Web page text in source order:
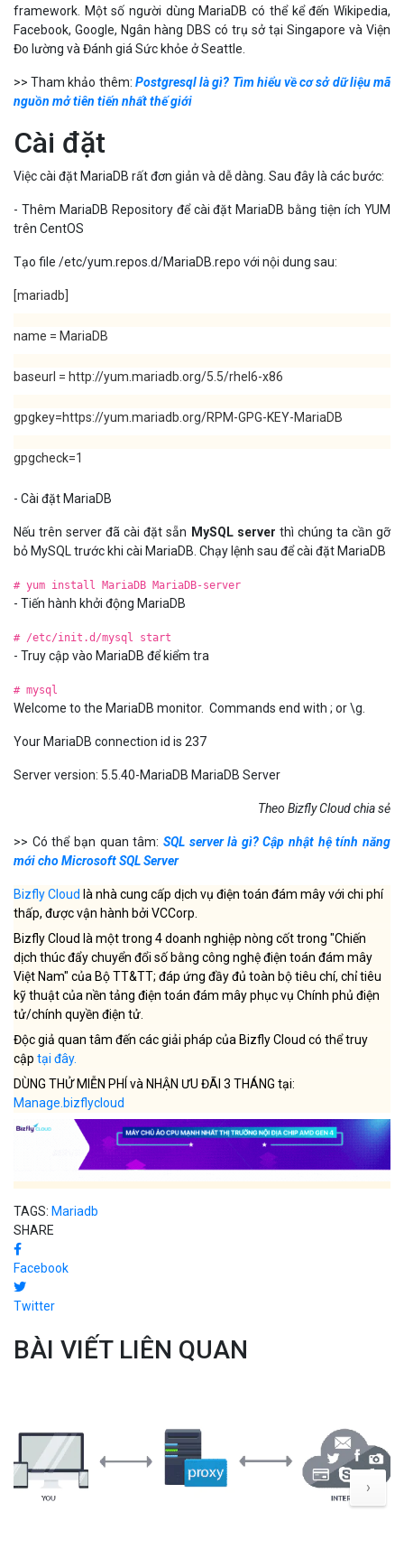
framework. Một số người dùng MariaDB có thể kể đến Wikipedia,
Facebook, Google, Ngân hàng DBS có trụ sở tại Singapore và Viện
Đo lường và Đánh giá Sức khỏe ở Seattle.
>> Tham khảo thêm: Postgresql là gì? Tìm hiểu về cơ sở dữ liệu mã
nguồn mở tiên tiến nhất thế giới
Cài đặt
Việc cài đặt MariaDB rất đơn giản và dễ dàng. Sau đây là các bước:
- Thêm MariaDB Repository để cài đặt MariaDB bằng tiện ích YUM
trên CentOS
Tạo file /etc/yum.repos.d/MariaDB.repo với nội dung sau:
[mariadb]
name = MariaDB
baseurl = http://yum.mariadb.org/5.5/rhel6-x86
gpgkey=https://yum.mariadb.org/RPM-GPG-KEY-MariaDB
gpgcheck=1
- Cài đặt MariaDB
Nếu trên server đã cài đặt sẵn MySQL server thì chúng ta cần gỡ
bỏ MySQL trước khi cài MariaDB. Chạy lệnh sau để cài đặt MariaDB
# yum install MariaDB MariaDB-server
- Tiến hành khởi động MariaDB
# /etc/init.d/mysql start
- Truy cập vào MariaDB để kiểm tra
# mysql
Welcome to the MariaDB monitor. Commands end with ; or \g.
Your MariaDB connection id is 237
Server version: 5.5.40-MariaDB MariaDB Server
Theo Bizfly Cloud chia sẻ
>> Có thể bạn quan tâm: SQL server là gì? Cập nhật hệ tính năng
mới cho Microsoft SQL Server
Bizfly Cloud là nhà cung cấp dịch vụ điện toán đám mây với chi phí
thấp, được vận hành bởi VCCorp.
Bizfly Cloud là một trong 4 doanh nghiệp nòng cốt trong "Chiến
dịch thúc đẩy chuyển đổi số bằng công nghệ điện toán đám mây
Việt Nam" của Bộ TT&TT; đáp ứng đầy đủ toàn bộ tiêu chí, chỉ tiêu
kỹ thuật của nền tảng điện toán đám mây phục vụ Chính phủ điện
tử/chính quyền điện tử.
Độc giả quan tâm đến các giải pháp của Bizfly Cloud có thể truy
cập tại đây.
DÙNG THỬ MIỄN PHÍ và NHẬN ƯU ĐÃI 3 THÁNG tại:
Manage.bizflycloud
TAGS: Mariadb
SHARE
Facebook
Twitter
BÀI VIẾT LIÊN QUAN
›